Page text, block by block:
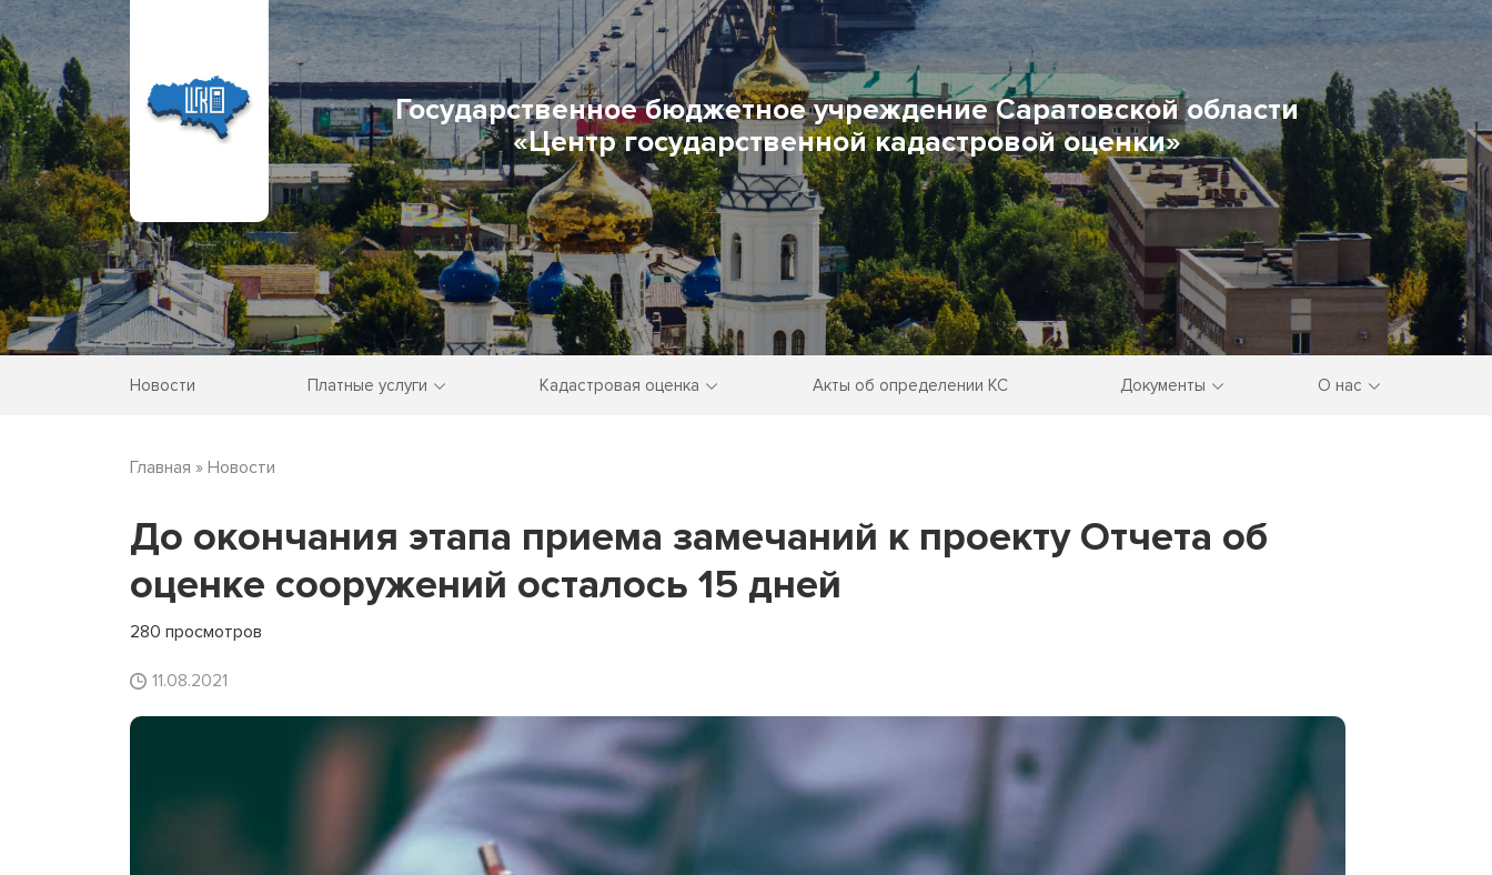
Государственное бюджетное учреждение Саратовской области
«Центр государственной кадастровой оценки»
Новости Платные услуги Кадастровая оценка Акты об определении КС Документы О нас
Главная » Новости
До окончания этапа приема замечаний к проекту Отчета об
оценке сооружений осталось 15 дней
280 просмотров
11.08.2021